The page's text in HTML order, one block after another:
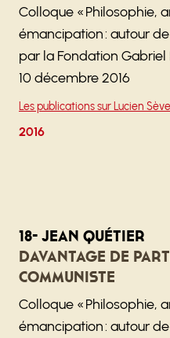
Colloque « Philosophie,
émancipation : autour
par la Fondation Gabriel
10 décembre 2016
Les publications sur Lucien Sève
2016
18- Jean Quétier
Davantage de
communiste
Colloque « Philosophie,
émancipation : autour